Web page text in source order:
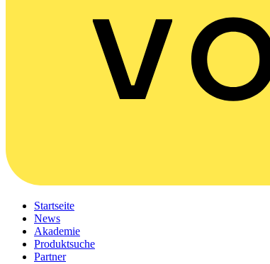
Startseite
News
Akademie
Produktsuche
Partner